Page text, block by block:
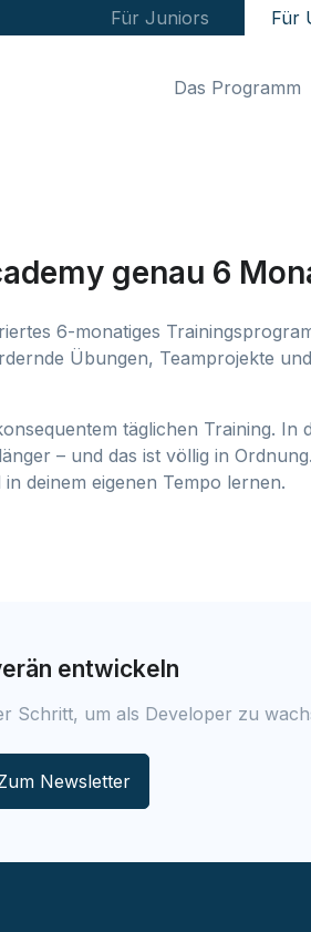
Für Juniors Für
Das Programm
genau 6
6-monatiges
Übungen, Teamprojekte
täglichen Training. In
– und das ist völlig in
deinem eigenen Tempo lernen.
entwickeln
Schritt, um als Developer zu
Newsletter